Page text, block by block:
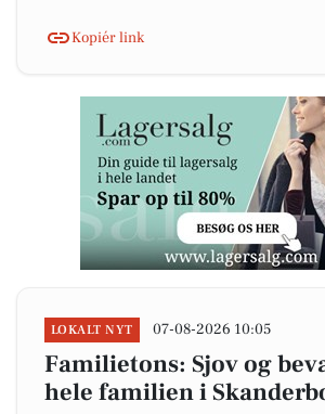
Kopiér link
LOKALT NYT 07-08-2026 10:05
Familietons: Sjov og
hele familien i